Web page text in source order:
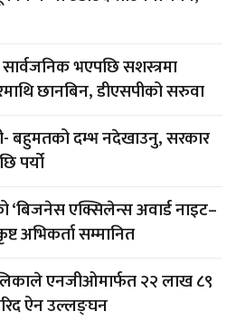
भएपछि सशस्त्रमा
छानबिन, डीएसपीको सरुवा
बहुमतको दम्भ नदेखाउनु, सरकार
पर्यो
एक्सिलेन्स अवार्ड नाइट–
अभिकर्ता सम्मानित
एनजीओमार्फत २२ लाख ८९
ऐन उल्लङ्घन